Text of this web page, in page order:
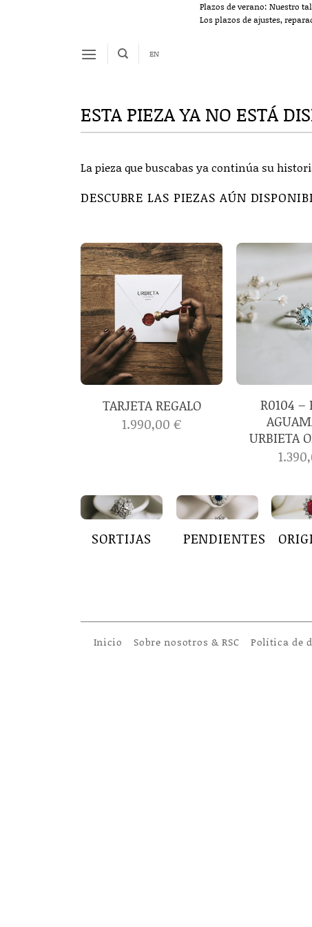
Plazos de verano: Nuestro
Los plazos de ajustes,
EN
ESTA PIEZA YA NO ESTÁ
La pieza que buscabas ya continúa su
DESCUBRE LAS PIEZAS AÚN
TARJETA REGALO
1.990,00 €
R0104 –
URBIETA
SORTIJAS PENDIENTES
Inicio Sobre nosotros & RSC Política de